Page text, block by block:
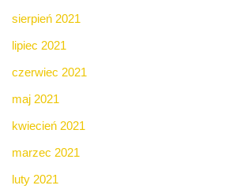
sierpień 2021
lipiec 2021
czerwiec 2021
maj 2021
kwiecień 2021
marzec 2021
luty 2021